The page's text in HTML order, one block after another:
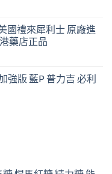
國禮來犀利士 原廠進
藥店正品
強版 藍P 普力吉 必利